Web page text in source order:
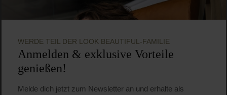
WERDE TEIL DER LOOK BEAUTIFUL-FAMILIE
Anmelden & exklusive Vorteile
genießen!
Melde dich jetzt zum Newsletter an und erhalte als